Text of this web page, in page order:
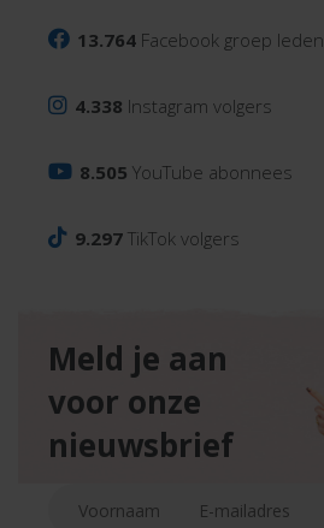
13.764 Facebook groep leden
4.338 Instagram volgers
8.505 YouTube abonnees
9.297 TikTok volgers
Meld je aan
voor onze
nieuwsbrief